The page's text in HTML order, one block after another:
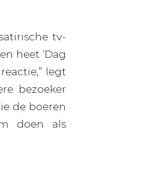
tv-
heet ‘Dag
legt
bezoeker
de boeren
doen als